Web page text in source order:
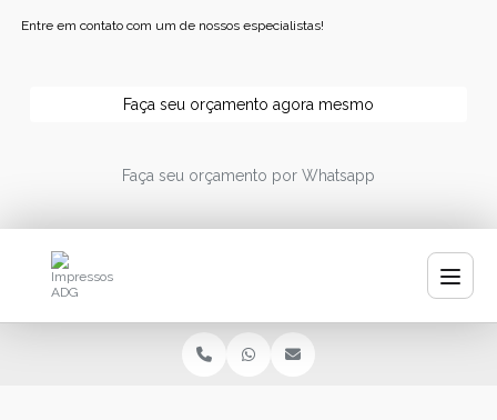
Entre em contato com um de nossos especialistas!
Faça seu orçamento agora mesmo
Faça seu orçamento por Whatsapp